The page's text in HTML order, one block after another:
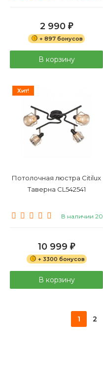
2 990 ₽
+ 897 бонусов
В корзину
Хит!
Потолочная люстра Citilux
Таверна CL542541
В наличии 20
10 999 ₽
+ 3300 бонусов
В корзину
1 2